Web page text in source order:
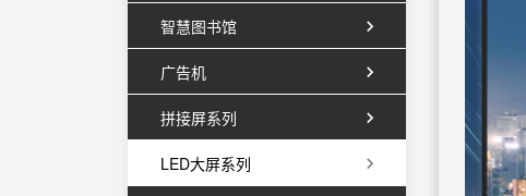
智慧图书馆
广告机
拼接屏系列
LED大屏系列